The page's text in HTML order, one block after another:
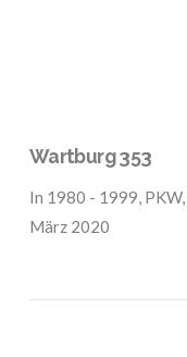
Wartburg 353
In 1980 - 1999, PKW,
März 2020